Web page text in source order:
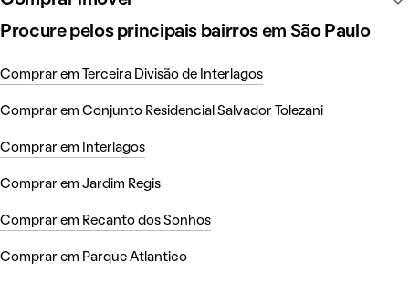
Procure pelos principais bairros em São Paulo
Comprar em Terceira Divisão de Interlagos
Comprar em Conjunto Residencial Salvador Tolezani
Comprar em Interlagos
Comprar em Jardim Regis
Comprar em Recanto dos Sonhos
Comprar em Parque Atlantico